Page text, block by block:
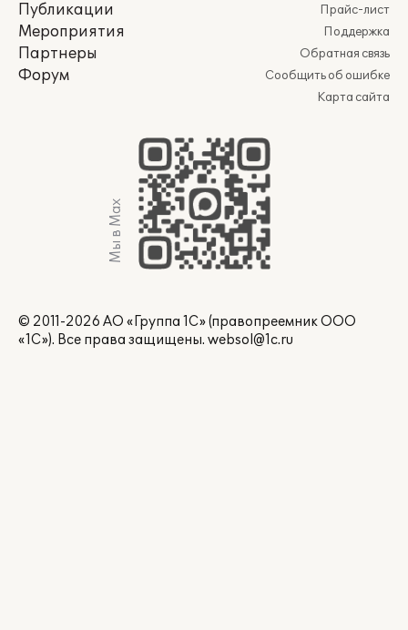
Публикации
Мероприятия
Партнеры
Форум
Прайс-лист
Поддержка
Обратная связь
Сообщить об ошибке
Карта сайта
Мы в Max
© 2011-2026 АО «Группа 1С» (правопреемник ООО
«1С»). Все права защищены. websol@1c.ru